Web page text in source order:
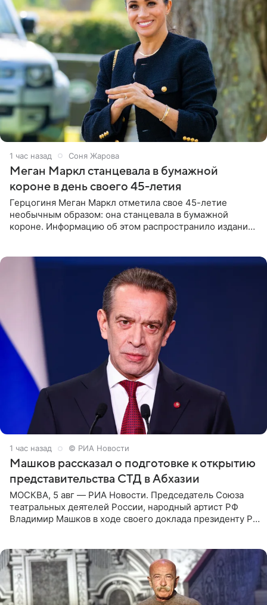
1 час назад Соня Жарова
Меган Маркл станцевала в бумажной
короне в день своего 45-летия
Герцогиня Меган Маркл отметила свое 45-летие
необычным образом: она станцевала в бумажной
короне. Информацию об этом распространило издание
1 час назад © РИА Новости
Машков рассказал о подготовке к открытию
представительства СТД в Абхазии
МОСКВА, 5 авг — РИА Новости. Председатель Союза
театральных деятелей России, народный артист РФ
Владимир Машков в ходе своего доклада президенту РФ